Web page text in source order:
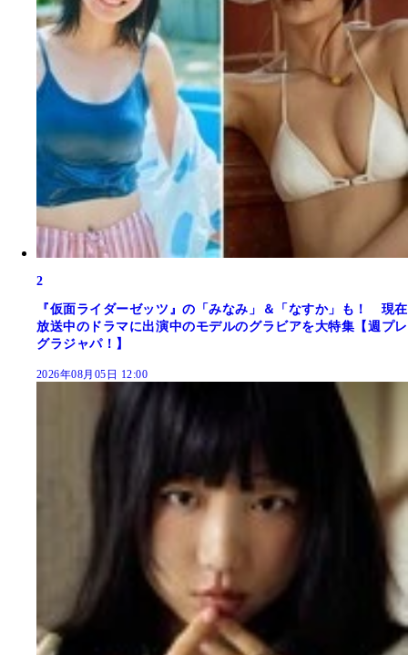
2
『仮面ライダーゼッツ』の「みなみ」＆「なすか」も！ 現在
放送中のドラマに出演中のモデルのグラビアを大特集【週プレ
グラジャパ！】
2026年08月05日 12:00